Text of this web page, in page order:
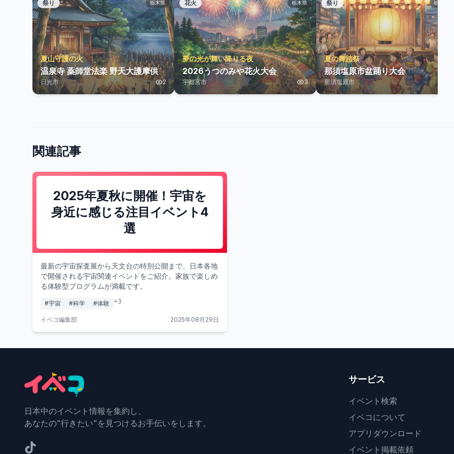
祭り 栃木県
夏山守護の火
温泉寺 薬師堂法楽 野天大護摩供
日光市 2
花火 栃木県
夢の光が舞い降りる夜
2026うつのみや花火大会
宇都宮市 3
祭り 栃木県
夏の舞踏祭
那須塩原市盆踊り大会
那須塩原市
関連記事
2025年夏秋に開催！宇宙を
身近に感じる注目イベント4
選
最新の宇宙探査展から天文台の特別公開まで、日本各地
で開催される宇宙関連イベントをご紹介。家族で楽しめ
る体験型プログラムが満載です。
#宇宙 #科学 #体験 +3
イベコ編集部 2025年08月29日
日本中のイベント情報を集約し、
あなたの"行きたい"を見つけるお手伝いをします。
サービス
イベント検索
イベコについて
アプリダウンロード
イベント掲載依頼